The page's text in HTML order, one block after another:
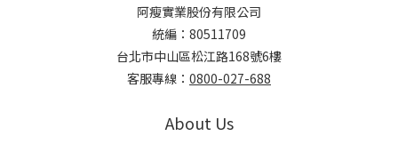
阿瘦實業股份有限公司
統編：80511709
台北市中山區松江路168號6樓
客服專線： 0800-027-688
About Us